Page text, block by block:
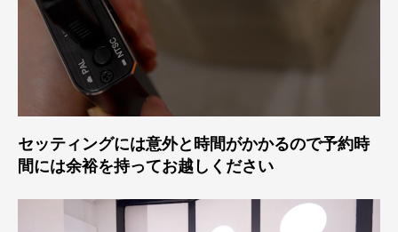
セッティングには意外と時間がかかるので予約時
間には余裕を持ってお越しください